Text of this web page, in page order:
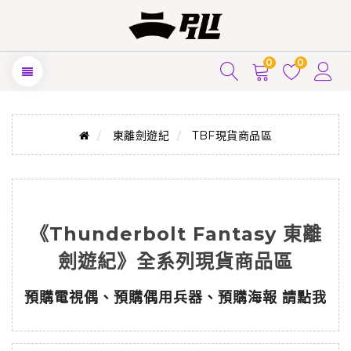
0 0
東離劍遊紀 TBF現貨商品區
《Thunderbolt Fantasy 東離
劍遊紀》全系列現貨商品區
預購電視偶、預購偶用兵器、預購海報 請點我